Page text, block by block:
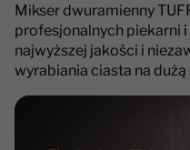
Mikser dwuramienny
profesjonalnych piekarni
najwyższej jakości i
wyrabiania ciasta na dużą